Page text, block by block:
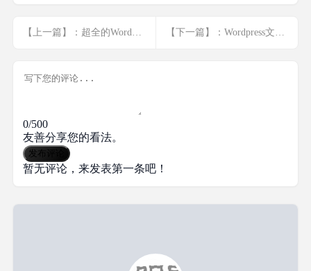
0/500
友善分享您的看法。
发布评论
暂无评论，来发表第一条吧！